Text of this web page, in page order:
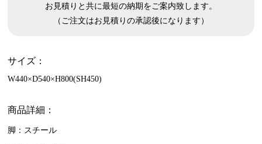
お見積りと共に最短の納期をご案内致します。
（ご注文はお見積りの承認後になります）
サイズ：
W440×D540×H800(SH450)
商品詳細：
脚：スチール